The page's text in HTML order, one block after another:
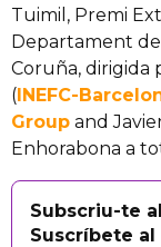
Tuimil, Premi
Departament
Coruña, dirigida
(INEFC-
Group and
Enhorabona a
Subscriu-te
Suscríbete al